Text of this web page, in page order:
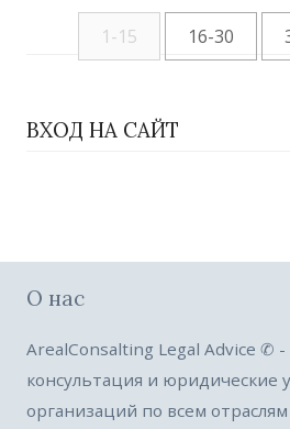
1-15 16-30
ВХОД НА САЙТ
О нас
ArealConsalting Legal Advice ✆
консультация и юридические
организаций по всем